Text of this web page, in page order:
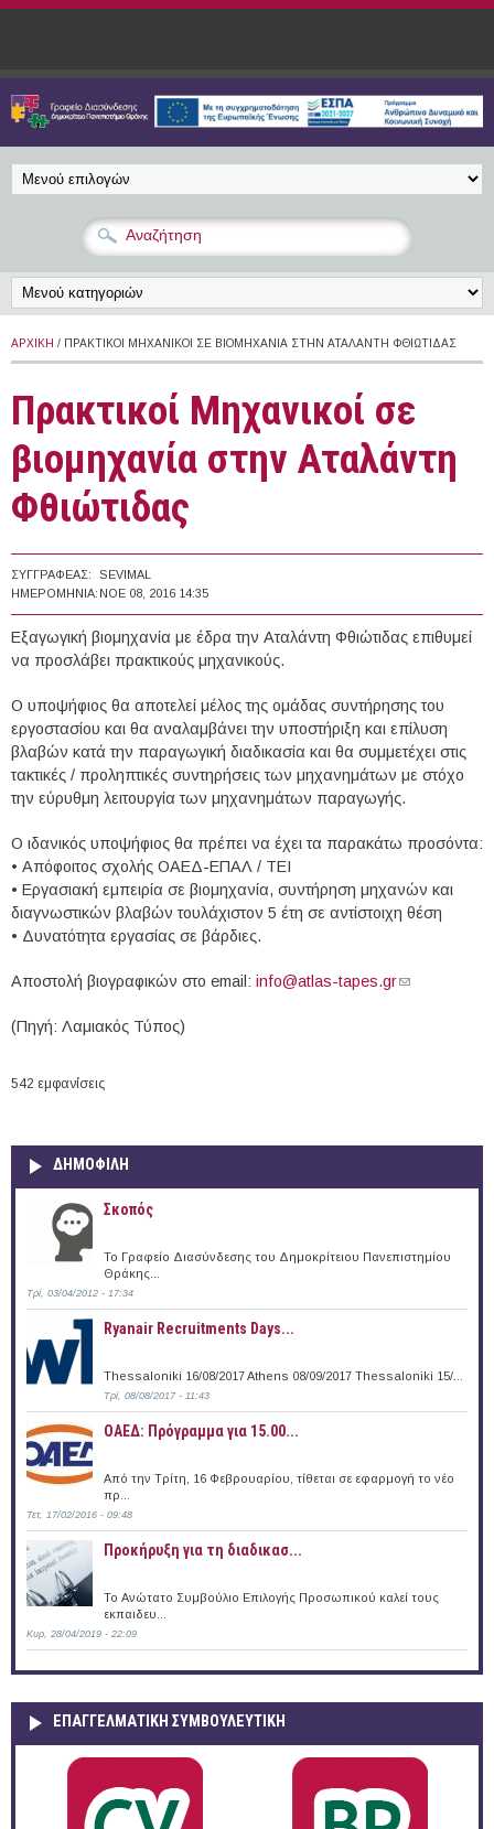
Παράκαμψη προς το κυρίως περιεχόμενο
ΑΡΧΙΚΉ / ΠΡΑΚΤΙΚΟΊ ΜΗΧΑΝΙΚΟΊ ΣΕ ΒΙΟΜΗΧΑΝΊΑ ΣΤΗΝ ΑΤΑΛΆΝΤΗ ΦΘΙΏΤΙΔΑΣ
Πρακτικοί Μηχανικοί σε
βιομηχανία στην Αταλάντη
Φθιώτιδας
ΣΥΓΓΡΑΦΈΑΣ:
SEVIMAL
ΗΜΕΡΟΜΗΝΊΑ: ΝΟΕ 08, 2016 14:35
Εξαγωγική βιομηχανία με έδρα την Αταλάντη Φθιώτιδας επιθυμεί
να προσλάβει πρακτικούς μηχανικούς.
Ο υποψήφιος θα αποτελεί μέλος της ομάδας συντήρησης του
εργοστασίου και θα αναλαμβάνει την υποστήριξη και επίλυση
βλαβών κατά την παραγωγική διαδικασία και θα συμμετέχει στις
τακτικές / προληπτικές συντηρήσεις των μηχανημάτων με στόχο
την εύρυθμη λειτουργία των μηχανημάτων παραγωγής.
Ο ιδανικός υποψήφιος θα πρέπει να έχει τα παρακάτω προσόντα:
• Απόφοιτος σχολής ΟΑΕΔ-ΕΠΑΛ / ΤΕΙ
• Εργασιακή εμπειρία σε βιομηχανία, συντήρηση μηχανών και
διαγνωστικών βλαβών τουλάχιστον 5 έτη σε αντίστοιχη θέση
• Δυνατότητα εργασίας σε βάρδιες.
Αποστολή βιογραφικών στο email: info@atlas-tapes.gr(link sends e-
(Πηγή: Λαμιακός Τύπος)
542 εμφανίσεις
ΔΗΜΟΦΙΛΗ
Σκοπός
Το Γραφείο Διασύνδεσης του Δημοκρίτειου Πανεπιστημίου
Θράκης...
Τρί, 03/04/2012 - 17:34
Ryanair Recruitments Days...
Thessaloniki 16/08/2017 Athens 08/09/2017 Thessaloniki 15/...
Τρί, 08/08/2017 - 11:43
ΟΑΕΔ: Πρόγραμμα για 15.00...
Από την Τρίτη, 16 Φεβρουαρίου, τίθεται σε εφαρμογή το νέο
πρ...
Τετ, 17/02/2016 - 09:48
Προκήρυξη για τη διαδικασ...
Το Ανώτατο Συμβούλιο Επιλογής Προσωπικού καλεί τους
εκπαιδευ...
Κυρ, 28/04/2019 - 22:09
ΕΠΑΓΓΕΛΜΑΤΙΚΉ ΣΥΜΒΟΥΛΕΥΤΙΚΉ